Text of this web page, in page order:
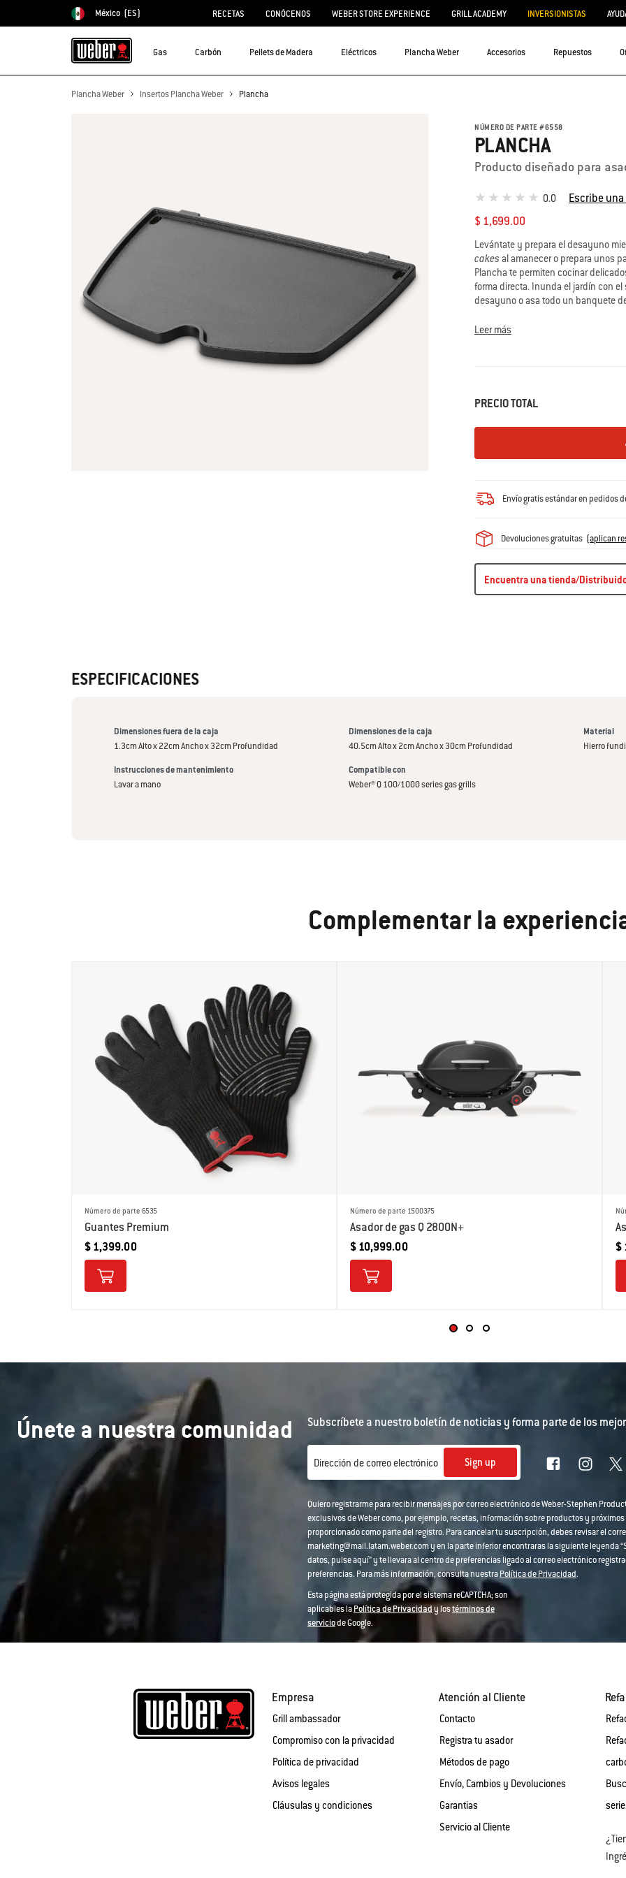
Elegir país
México (ES) RECETAS CONÓCENOS WEBER STORE EXPERIENCE GRILL ACADEMY INVERSIONISTAS
Gas Carbón Pellets de Madera Eléctricos Plancha Weber Accesorios Repuestos
Plancha Weber Insertos Plancha Weber Plancha
NÚMERO DE PARTE #6558
PLANCHA
Producto diseñado para
0.0
Escribe
$ 1,699.00
Levántate y prepara el desayuno
cakesal amanecer o prepara unos
Plancha te permiten cocinar
forma directa. Inunda el jardín con
desayuno o asa todo un banquete
Leer más
PRECIO TOTAL
Envío gratis estándar en pedidos
Devoluciones gratuitas (aplican
Encuentra una tienda/
ESPECIFICACIONES
Dimensiones fuera de la caja
1.3cm Alto x 22cm Ancho x 32cm Profundidad
Dimensiones de la caja
40.5cm Alto x 2cm Ancho x 30cm Profundidad
Material
Hierro
Instrucciones de mantenimiento
Lavar a mano
Compatible con
Weber® Q 100/1000 series gas grills
Complementar la
Número de parte 6535
Guantes Premium
$ 1,399.00
Número de parte 1500375
Asador de gas Q 2800N+
$ 10,999.00
$
Únete a nuestra comunidad Subscríbete a nuestro boletín de noticias y forma parte de los
Dirección de correo electrónico Sign up
Quiero registrarme para recibir mensajes por correo electrónico de Weber-Stephen
exclusivos de Weber como, por ejemplo, recetas, información sobre productos y
proporcionado como parte del registro. Para cancelar tu suscripción, debes revisar el
marketing@mail.latam.weber.com y en la parte inferior encontraras la siguiente leyenda
datos, pulse aquí” y te llevara al centro de preferencias ligado al correo electrónico
preferencias. Para más información, consulta nuestraPolítica de Privacidad.
Esta página está protegida por el sistema reCAPTCHA; son
aplicables laPolítica de Privacidady lostérminos de
serviciode Google.
Empresa
Grill ambassador
Compromiso con la privacidad
Política de privacidad
Avisos legales
Cláusulas y condiciones
Atención al Cliente
Contacto
Registra tu asador
Métodos de pago
Envío, Cambios y Devoluciones
Garantias
Servicio al Cliente
serie